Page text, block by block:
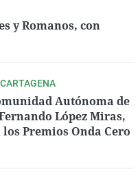
y Romanos, con
Autónoma de
López Miras,
Premios Onda Cero